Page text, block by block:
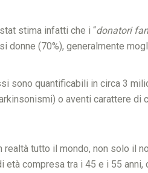
stima infatti che i “donatori
(70%), generalmente
sono quantificabili in circa 3
o aventi carattere di
realtà tutto il mondo, non solo il
compresa tra i 45 e i 55